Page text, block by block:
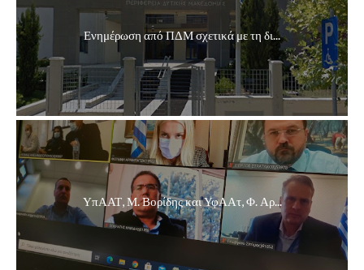
Ενημέρωση από ΠΔΜ σχετικά με τη δι...
ΥπΑΑΤ, Μ. Βορίδης και ΥφΑΑτ, Φ. Αρ...